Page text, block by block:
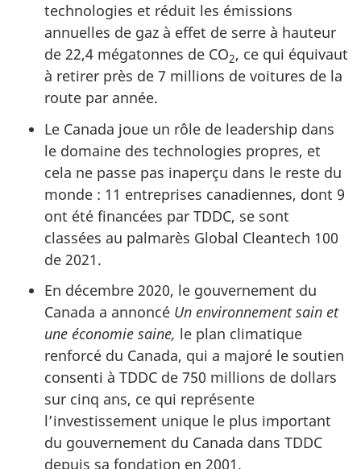
technologies et réduit les émissions
annuelles de gaz à effet de serre à hauteur
de 22,4 mégatonnes de CO2, ce qui équivaut
à retirer près de 7 millions de voitures de la
route par année.
Le Canada joue un rôle de leadership dans
le domaine des technologies propres, et
cela ne passe pas inaperçu dans le reste du
monde : 11 entreprises canadiennes, dont 9
ont été financées par TDDC, se sont
classées au palmarès Global Cleantech 100
de 2021.
En décembre 2020, le gouvernement du
Canada a annoncé Un environnement sain et
une économie saine, le plan climatique
renforcé du Canada, qui a majoré le soutien
consenti à TDDC de 750 millions de dollars
sur cinq ans, ce qui représente
l’investissement unique le plus important
du gouvernement du Canada dans TDDC
depuis sa fondation en 2001.